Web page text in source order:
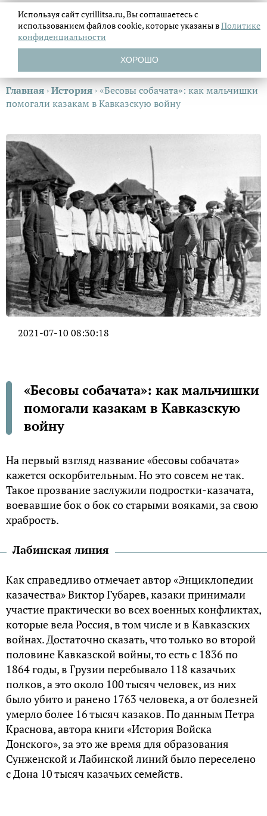
Главная ›История ›«Бесовы собачата»: как мальчишки
помогали казакам в Кавказскую войну
2021-07-10 08:30:18
«Бесовы собачата»: как мальчишки
помогали казакам в Кавказскую
войну
На первый взгляд название «бесовы собачата»
кажется оскорбительным. Но это совсем не так.
Такое прозвание заслужили подростки-казачата,
воевавшие бок о бок со старыми вояками, за свою
храбрость.
Лабинская линия
Как справедливо отмечает автор «Энциклопедии
казачества» Виктор Губарев, казаки принимали
участие практически во всех военных конфликтах,
которые вела Россия, в том числе и в Кавказских
войнах. Достаточно сказать, что только во второй
половине Кавказской войны, то есть с 1836 по
1864 годы, в Грузии перебывало 118 казачьих
полков, а это около 100 тысяч человек, из них
было убито и ранено 1763 человека, а от болезней
умерло более 16 тысяч казаков. По данным Петра
Краснова, автора книги «История Войска
Донского», за это же время для образования
Сунженской и Лабинской линий было переселено
с Дона 10 тысяч казачьих семейств.
Используя сайт cyrillitsa.ru, Вы соглашаетесь с
использованием файловcookie, которые указаны вПолитике
конфиденциальности
ХОРОШО